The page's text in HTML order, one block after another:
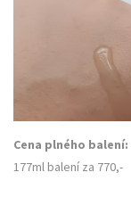
Cena plného balení:
177ml balení za 770,-